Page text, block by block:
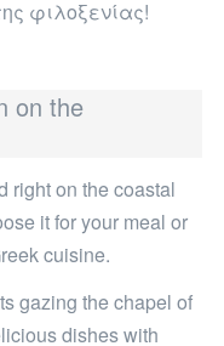
φιλοξενίας!
on the
right on the coastal
it for your meal or
cuisine.
gazing the chapel of
dishes with